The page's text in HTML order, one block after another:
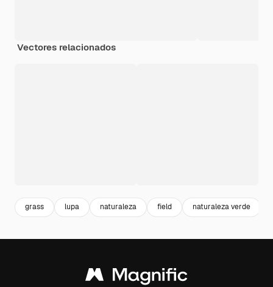
Vectores relacionados
grass lupa naturaleza field naturaleza verde